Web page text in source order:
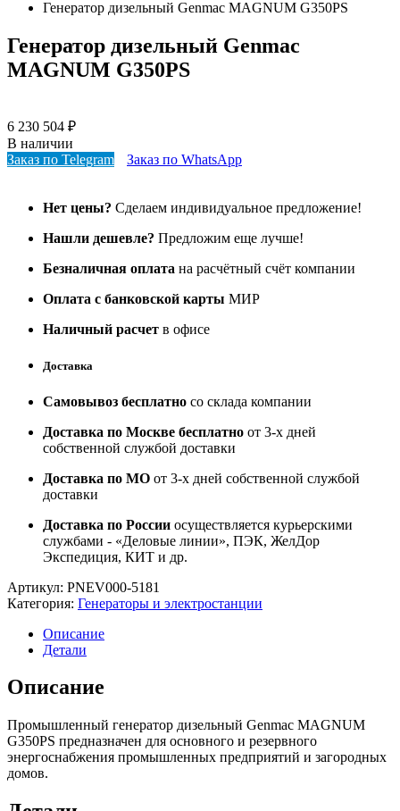
Генератор дизельный Genmac MAGNUM G350PS
Генератор дизельный Genmac
MAGNUM G350PS
6 230 504 ₽
В наличии
Заказ по Telegram
Заказ по WhatsApp
Нет цены? Сделаем индивидуальное предложение!
Нашли дешевле? Предложим еще лучше!
Безналичная оплата на расчётный счёт компании
Оплата с банковской карты МИР
Наличный расчет в офисе
Доставка
Самовывоз бесплатно со склада компании
Доставка по Москве бесплатно от 3-х дней
собственной службой доставки
Доставка по МО от 3-х дней собственной службой
доставки
Доставка по России осуществляется курьерскими
службами - «Деловые линии», ПЭК, ЖелДор
Экспедиция, КИТ и др.
Артикул: PNEV000-5181
Категория: Генераторы и электростанции
Описание
Детали
Описание
Промышленный генератор дизельный Genmac MAGNUM
G350PS предназначен для основного и резервного
энергоснабжения промышленных предприятий и загородных
домов.